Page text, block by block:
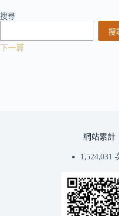
搜尋
搜
下一篇
網站累計
1,524,031